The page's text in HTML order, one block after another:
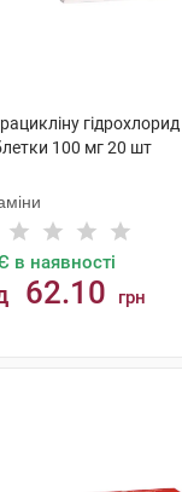
гідрохлорид
100 мг 20 шт
в наявності
62.10 грн